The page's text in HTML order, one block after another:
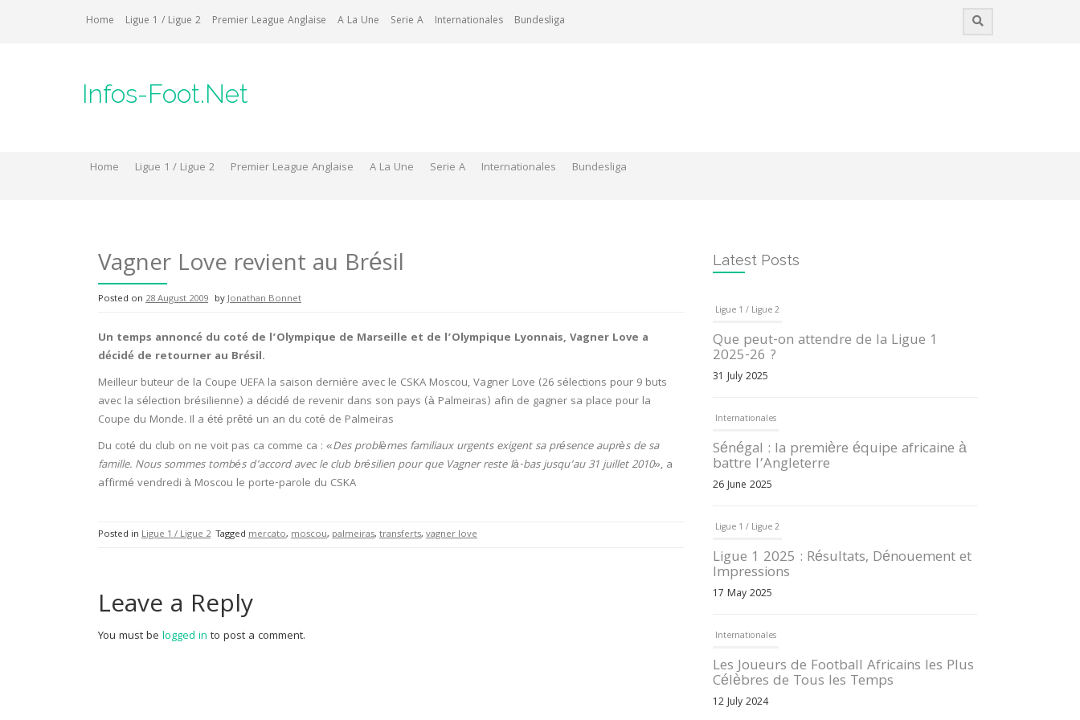
Home Ligue 1 / Ligue 2 Premier League Anglaise A La Une Serie A Internationales Bundesliga
Infos-Foot.Net
Home Ligue 1 / Ligue 2 Premier League Anglaise A La Une Serie A Internationales Bundesliga
Vagner Love revient au Brésil
Posted on 28 August 2009 byJonathan Bonnet
Un temps annoncé du coté de l’Olympique de Marseille et de l’Olympique Lyonnais, Vagner Love a
décidé de retourner au Brésil.
Meilleur buteur de la Coupe UEFA la saison dernière avec le CSKA Moscou, Vagner Love (26 sélections pour 9 buts
avec la sélection brésilienne) a décidé de revenir dans son pays (à Palmeiras) afin de gagner sa place pour la
Coupe du Monde. Il a été prêté un an du coté de Palmeiras
Du coté du club on ne voit pas ca comme ca : «Des problèmes familiaux urgents exigent sa présence auprès de sa
famille. Nous sommes tombés d’accord avec le club brésilien pour que Vagner reste là-bas jusqu’au 31 juillet 2010», a
affirmé vendredi à Moscou le porte-parole du CSKA
Posted in Ligue 1 / Ligue 2 Tagged mercato, moscou, palmeiras, transferts, vagner love
Leave a Reply
You must be logged in to post a comment.
Latest Posts
Ligue 1 / Ligue 2
Que peut-on attendre de la Ligue 1
2025-26 ?
31 July 2025
Internationales
Sénégal : la première équipe africaine à
battre l’Angleterre
26 June 2025
Ligue 1 / Ligue 2
Ligue 1 2025 : Résultats, Dénouement et
Impressions
17 May 2025
Internationales
Les Joueurs de Football Africains les Plus
Célèbres de Tous les Temps
12 July 2024